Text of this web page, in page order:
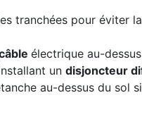
tranchées pour éviter
électrique au-
un disjoncteur
au-dessus du sol